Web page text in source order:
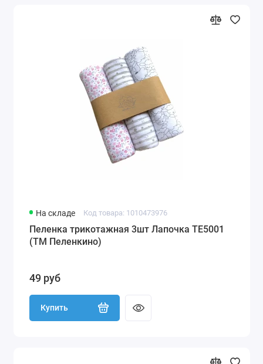
На складе Код товара: 1010473976
Пеленка трикотажная 3шт Лапочка TE5001
(ТМ Пеленкино)
49 руб
Купить